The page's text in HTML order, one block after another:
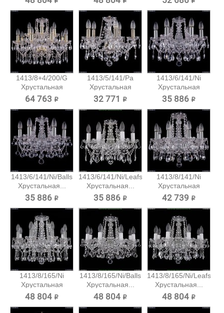
1413/8+4/200/G
Хрустальная
подвесная...
64 763 ₽
1413/5/141/Pa
Хрустальная
подвесная...
32 771 ₽
1413/6/141/Ni
Хрустальная
подвесная...
35 886 ₽
1413/6/141/Ni/Balls
Хрустальная...
35 886 ₽
1413/6/141/Ni/Leafs
Хрустальная...
35 886 ₽
1413/8/141/Ni
Хрустальная
подвесная...
42 739 ₽
1413/8/165/Ni
Хрустальная
подвесная...
48 804 ₽
1413/8/165/Ni/Balls
Хрустальная...
48 804 ₽
1413/8/165/Ni/Leafs
Хрустальная...
48 804 ₽